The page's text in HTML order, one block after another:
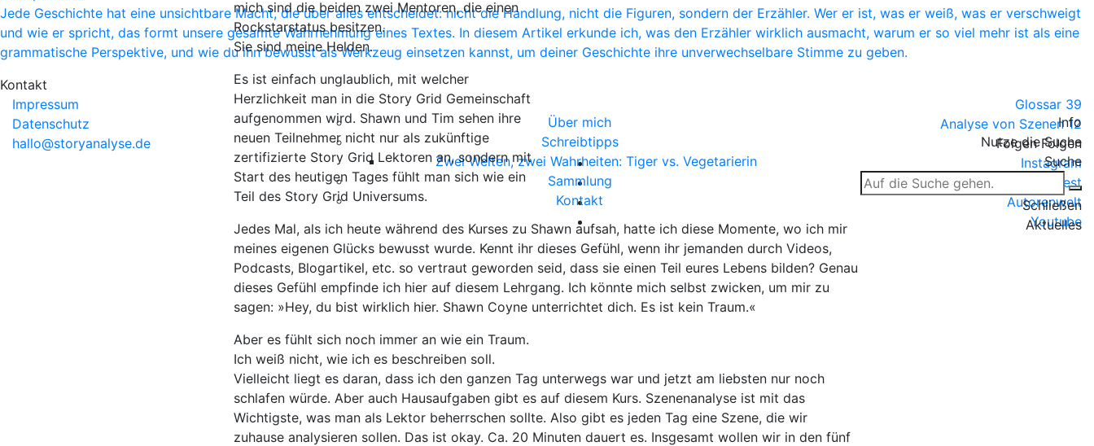
Kontakt
Impressum
Datenschutz
hallo@storyanalyse.de
Glossar 39
Analyse von Szenen 12
FolgenFolgen
Instagram
Pinterest
Autorenwelt
Youtube
Über mich
Schreibtipps
Zwei Welten, zwei Wahrheiten: Tiger vs. Vegetarierin
Sammlung
Kontakt
Info
Nutze die Suche
Suche
Schließen
Aktuelles
Jede Geschichte hat eine unsichtbare Macht, die über alles entscheidet: nicht die Handlung, nicht die Figuren, sondern der Erzähler. Wer er ist, was er weiß, was er verschweigt
und wie er spricht, das formt unsere gesamte Wahrnehmung eines Textes. In diesem Artikel erkunde ich, was den Erzähler wirklich ausmacht, warum er so viel mehr ist als eine
grammatische Perspektive, und wie du ihn bewusst als Werkzeug einsetzen kannst, um deiner Geschichte ihre unverwechselbare Stimme zu geben.
mich sind die beiden zwei Mentoren, die einen
Rockstarstatus besitzen.
Sie sind meine Helden.
Es ist einfach unglaublich, mit welcher
Herzlichkeit man in die Story Grid Gemeinschaft
aufgenommen wird. Shawn und Tim sehen ihre
neuen Teilnehmer nicht nur als zukünftige
zertifizierte Story Grid Lektoren an, sondern mit
Start des heutigen Tages fühlt man sich wie ein
Teil des Story Grid Universums.
Jedes Mal, als ich heute während des Kurses zu Shawn aufsah, hatte ich diese Momente, wo ich mir
meines eigenen Glücks bewusst wurde. Kennt ihr dieses Gefühl, wenn ihr jemanden durch Videos,
Podcasts, Blogartikel, etc. so vertraut geworden seid, dass sie einen Teil eures Lebens bilden? Genau
dieses Gefühl empfinde ich hier auf diesem Lehrgang. Ich könnte mich selbst zwicken, um mir zu
sagen: »Hey, du bist wirklich hier. Shawn Coyne unterrichtet dich. Es ist kein Traum.«
Aber es fühlt sich noch immer an wie ein Traum.
Ich weiß nicht, wie ich es beschreiben soll.
Vielleicht liegt es daran, dass ich den ganzen Tag unterwegs war und jetzt am liebsten nur noch
schlafen würde. Aber auch Hausaufgaben gibt es auf diesem Kurs. Szenenanalyse ist mit das
Wichtigste, was man als Lektor beherrschen sollte. Also gibt es jeden Tag eine Szene, die wir
zuhause analysieren sollen. Das ist okay. Ca. 20 Minuten dauert es. Insgesamt wollen wir in den fünf